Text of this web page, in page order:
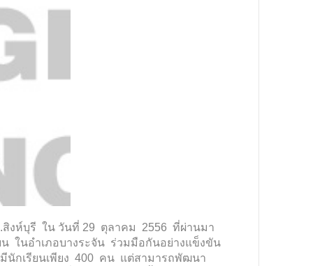
สิงห์บุรี ใน วันที่ 29 ตุลาคม 2556 ที่ผ่านมา
ในอำเภอบางระจัน ร่วมมือกันอย่างแข็งขัน
นักเรียนเพียง 400 คน แต่สามารถพัฒนา